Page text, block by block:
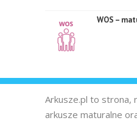
WOS –
Arkusze.pl to strona,
arkusze maturalne